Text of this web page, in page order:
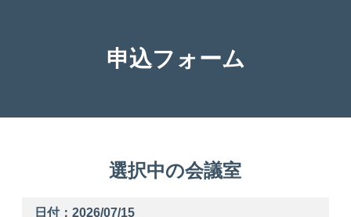
申込フォーム
選択中の会議室
日付：2026/07/15